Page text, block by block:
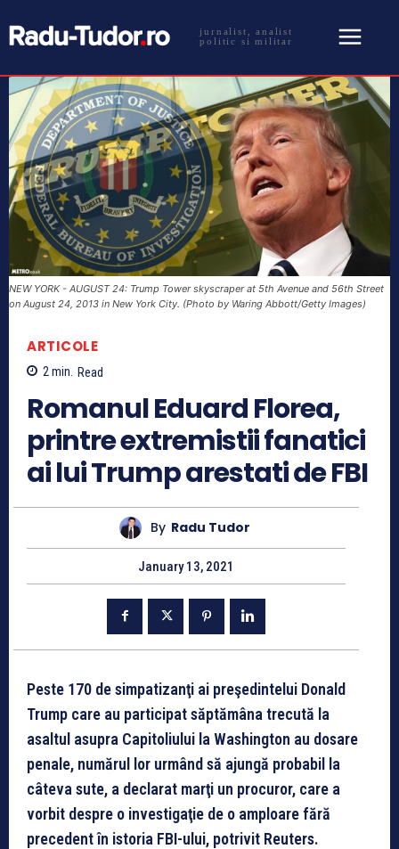
jurnalist, analist
politic si militar
NEW YORK - AUGUST 24: Trump Tower skyscraper at 5th Avenue and 56th Street
on August 24, 2013 in New York City. (Photo by Waring Abbott/Getty Images)
ARTICOLE
2min. Read
Romanul Eduard Florea,
printre extremistii fanatici
ai lui Trump arestati de FBI
By Radu Tudor
January 13, 2021
Peste 170 de simpatizanţi ai preşedintelui Donald
Trump care au participat săptămâna trecută la
asaltul asupra Capitoliului la Washington au dosare
penale, numărul lor urmând să ajungă probabil la
câteva sute, a declarat marţi un procuror, care a
vorbit despre o investigaţie de o amploare fără
precedent în istoria FBI-ului, potrivit Reuters.